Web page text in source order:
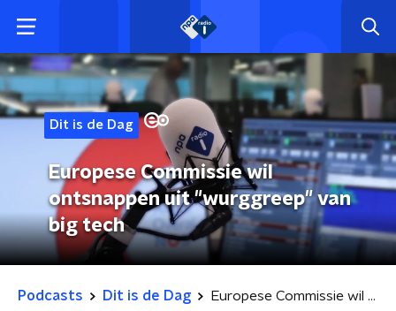
Dit is de Dag
Europese Commissie wil
ontsnappen uit "wurggreep" van
big tech
Podcasts Dit is de Dag Europese Commissie wil ontsnappen uit "wurggreep" van big tech